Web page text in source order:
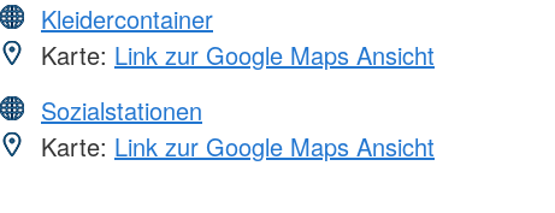
Kleidercontainer
Karte: Link zur Google Maps Ansicht
Sozialstationen
Karte: Link zur Google Maps Ansicht